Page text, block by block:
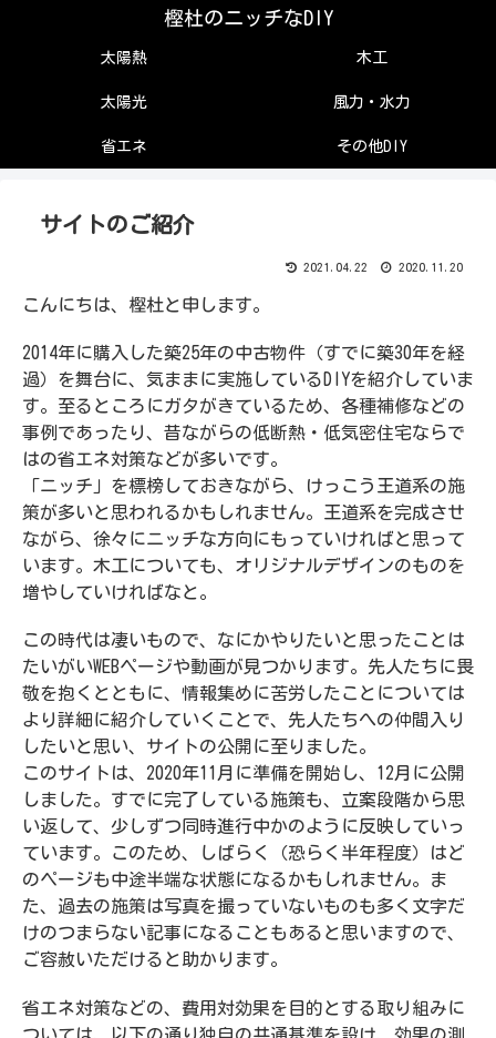
樫杜のニッチなDIY
太陽熱 木工
太陽光 風力・水力
省エネ その他DIY
サイトのご紹介
2021.04.22 2020.11.20
こんにちは、樫杜と申します。
2014年に購入した築25年の中古物件（すでに築30年を経
過）を舞台に、気ままに実施しているDIYを紹介していま
す。至るところにガタがきているため、各種補修などの
事例であったり、昔ながらの低断熱・低気密住宅ならで
はの省エネ対策などが多いです。
「ニッチ」を標榜しておきながら、けっこう王道系の施
策が多いと思われるかもしれません。王道系を完成させ
ながら、徐々にニッチな方向にもっていければと思って
います。木工についても、オリジナルデザインのものを
増やしていければなと。
この時代は凄いもので、なにかやりたいと思ったことは
たいがいWEBページや動画が見つかります。先人たちに畏
敬を抱くとともに、情報集めに苦労したことについては
より詳細に紹介していくことで、先人たちへの仲間入り
したいと思い、サイトの公開に至りました。
このサイトは、2020年11月に準備を開始し、12月に公開
しました。すでに完了している施策も、立案段階から思
い返して、少しずつ同時進行中かのように反映していっ
ています。このため、しばらく（恐らく半年程度）はど
のページも中途半端な状態になるかもしれません。ま
た、過去の施策は写真を撮っていないものも多く文字だ
けのつまらない記事になることもあると思いますので、
ご容赦いただけると助かります。
省エネ対策などの、費用対効果を目的とする取り組みに
ついては、以下の通り独自の共通基準を設け、効果の測